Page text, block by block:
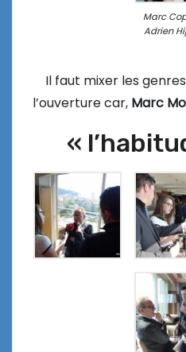
Marc
Adrien
Il faut mixer les
l’ouverture car, Marc
«